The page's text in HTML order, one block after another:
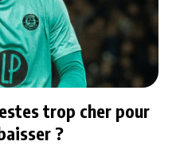
trop cher pour
?